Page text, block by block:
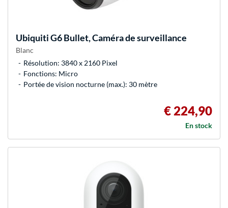
UbiquitiG6 Bullet, Caméra de surveillance
Blanc
Résolution: 3840 x 2160 Pixel
Fonctions: Micro
Portée de vision nocturne (max.): 30 mètre
€ 224,90
En stock